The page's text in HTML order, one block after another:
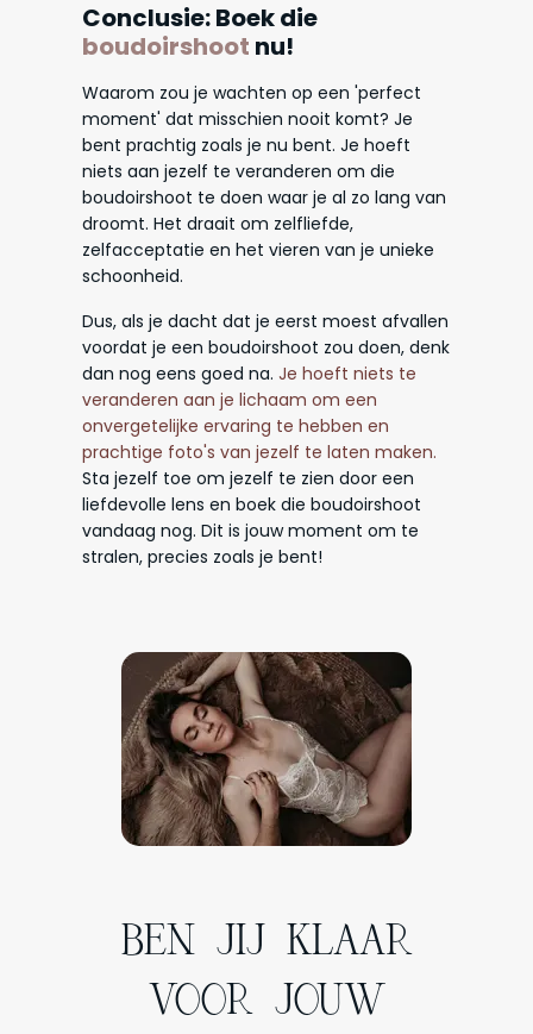
Conclusie: Boek die
boudoirshoot nu!
Waarom zou je wachten op een 'perfect
moment' dat misschien nooit komt? Je
bent prachtig zoals je nu bent. Je hoeft
niets aan jezelf te veranderen om die
boudoirshoot te doen waar je al zo lang van
droomt. Het draait om zelfliefde,
zelfacceptatie en het vieren van je unieke
schoonheid.
Dus, als je dacht dat je eerst moest afvallen
voordat je een boudoirshoot zou doen, denk
dan nog eens goed na. Je hoeft niets te
veranderen aan je lichaam om een
onvergetelijke ervaring te hebben en
prachtige foto's van jezelf te laten maken.
Sta jezelf toe om jezelf te zien door een
liefdevolle lens en boek die boudoirshoot
vandaag nog. Dit is jouw moment om te
stralen, precies zoals je bent!
BEN JIJ KLAAR
VOOR JOUW